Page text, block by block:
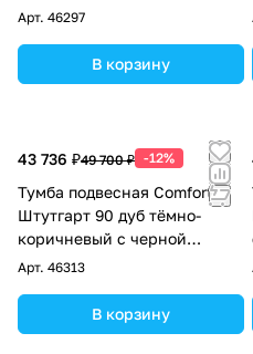
раковиной 9110
Арт. 46297
В корзину
43 736 ₽49 700 ₽ -12%
Тумба подвесная Comforty
Штутгарт 90 дуб тёмно-
коричневый с черной
столешницей c раковиной
Арт. 46313
В корзину